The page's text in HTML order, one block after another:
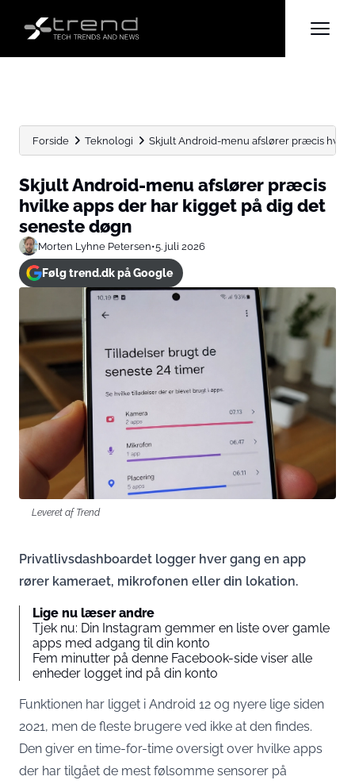
Forside Teknologi Skjult Android-menu afslører præcis hvilke
Skjult Android-menu afslører præcis
hvilke apps der har kigget på dig det
seneste døgn
Morten Lyhne Petersen•5. juli 2026
Følg trend.dk på Google
Leveret af Trend
Privatlivsdashboardet logger hver gang en app
rører kameraet, mikrofonen eller din lokation.
Lige nu læser andre
Tjek nu: Din Instagram gemmer en liste over gamle
apps med adgang til din konto
Fem minutter på denne Facebook-side viser alle
enheder logget ind på din konto
Funktionen har ligget i Android 12 og nyere lige siden
2021, men de fleste brugere ved ikke at den findes.
Den giver en time-for-time oversigt over hvilke apps
der har tilgået de mest følsomme sensorer på